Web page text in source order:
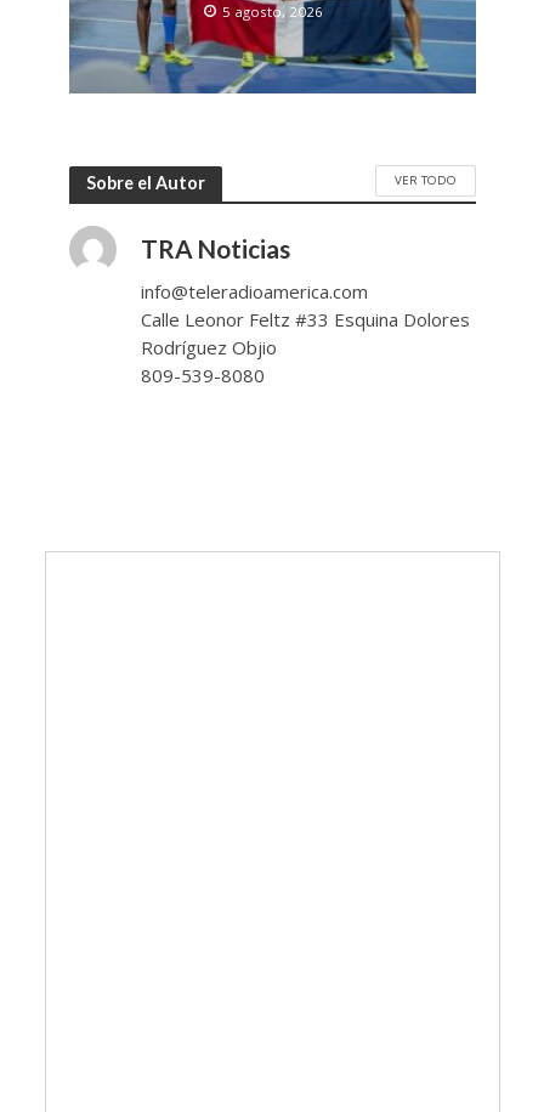
5 agosto, 2026
Sobre el Autor VER TODO
TRA Noticias
info@teleradioamerica.com
Calle Leonor Feltz #33 Esquina Dolores
Rodríguez Objio
809-539-8080